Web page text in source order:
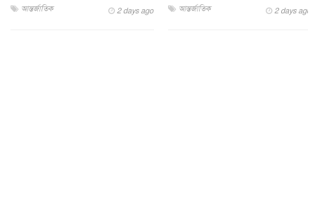
আন্তর্জাতিক 2 days ago আন্তর্জাতিক 2 days ago